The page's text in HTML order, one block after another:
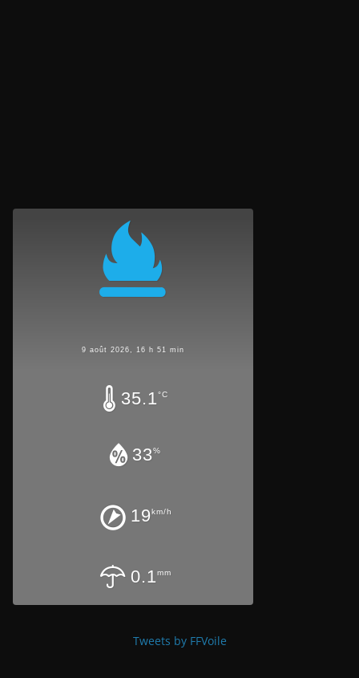
9 août 2026, 16 h 51 min
35.1°C
33%
19km/h
0.1mm
Tweets by FFVoile